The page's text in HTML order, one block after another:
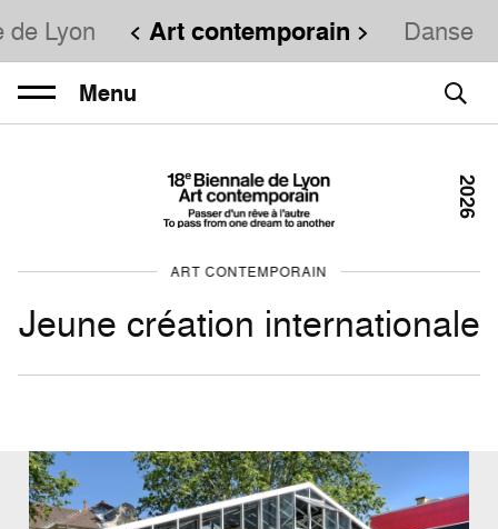
de Lyon Art contemporain Danse
Menu
ART CONTEMPORAIN
Jeune création internationale
2026